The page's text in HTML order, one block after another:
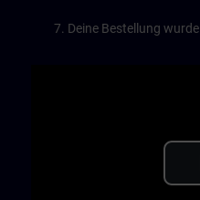
Deine Bestellung